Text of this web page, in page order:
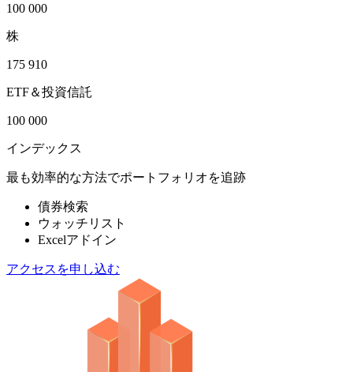
100 000
株
175 910
ETF＆投資信託
100 000
インデックス
最も効率的な方法でポートフォリオを追跡
債券検索
ウォッチリスト
Excelアドイン
アクセスを申し込む